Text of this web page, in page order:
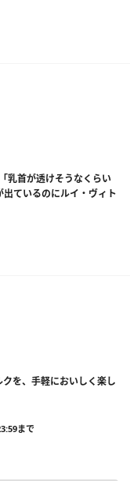
乳首が透けそうなくらい
ているのにルイ・ヴィト
を、手軽においしく楽し
まで